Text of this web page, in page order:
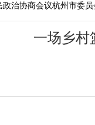
政治协商会议杭州市委员
一场乡村